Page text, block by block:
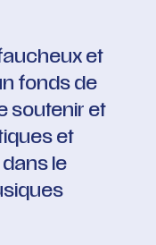
et
fonds de
soutenir et
et
le